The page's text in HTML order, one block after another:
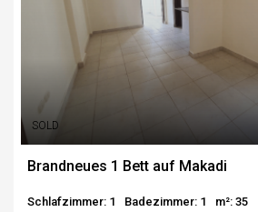
SOLD
Brandneues 1 Bett auf Makadi
Schlafzimmer: 1 Badezimmer: 1
m²: 35